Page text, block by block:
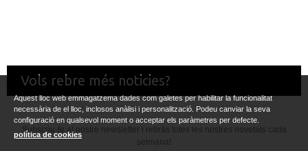
Vols rebre més noticies?
Subscriu-te al nostre newsletter i rebràs totes les nostres novetats cada
setmana!
Aquest lloc web emmagatzema dades com galetes per habilitar la funcionalitat
necessària de el lloc, inclosos anàlisi i personalització. Podeu canviar la seva
configuració en qualsevol moment o acceptar els paràmetres per defecte.
política de cookies